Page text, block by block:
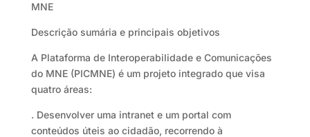
MNE
Descrição sumária e principais objetivos
A Plataforma de Interoperabilidade e Comunicações
do MNE (PICMNE) é um projeto integrado que visa
quatro áreas:
. Desenvolver uma intranet e um portal com
conteúdos úteis ao cidadão, recorrendo à